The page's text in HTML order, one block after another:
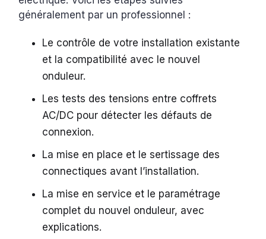
généralement par un professionnel :
Le contrôle de votre installation existante
et la compatibilité avec le nouvel
onduleur.
Les tests des tensions entre coffrets
AC/DC pour détecter les défauts de
connexion.
La mise en place et le sertissage des
connectiques avant l’installation.
La mise en service et le paramétrage
complet du nouvel onduleur, avec
explications.